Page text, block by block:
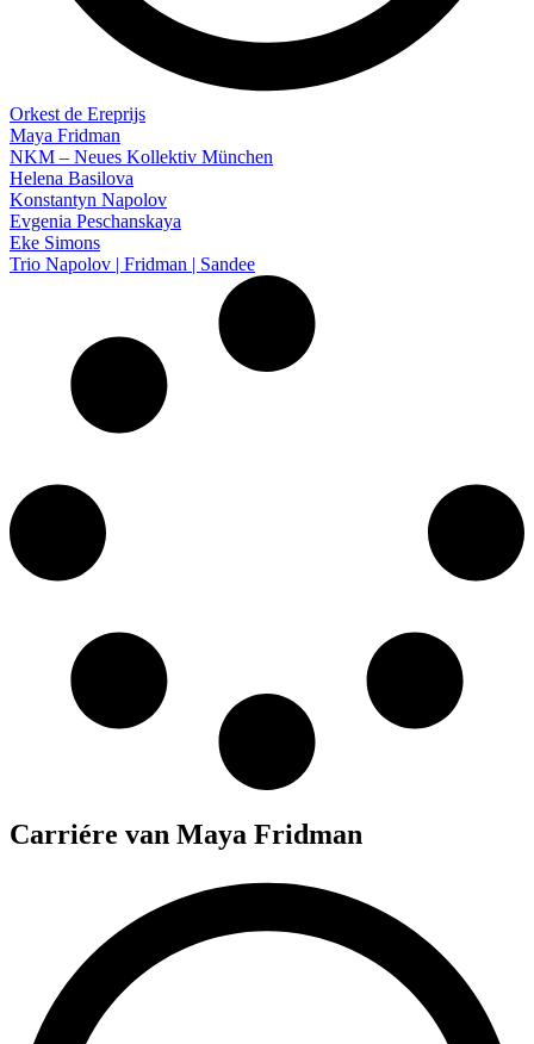
Orkest de Ereprijs
Maya Fridman
NKM – Neues Kollektiv München
Helena Basilova
Konstantyn Napolov
Evgenia Peschanskaya
Eke Simons
Trio Napolov | Fridman | Sandee
Carriére van Maya Fridman